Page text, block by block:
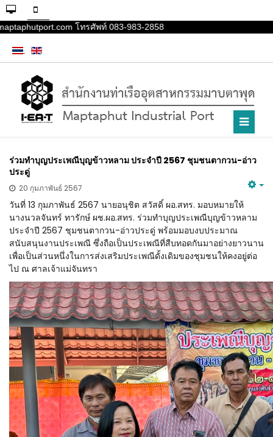
โทรศัพท์ 083-983-2858
ร่วมทำบุญประเพณีบุญข้าวหลาม ประจำปี 2567 ชุมชนตากวน-อ่าว
ประดู่
20 กุมภาพันธ์ 2567
วันที่ 13 กุมภาพันธ์ 2567 นายอนุชิต สวัสดิ์ ผอ.สทร. มอบหมายให้
นางนวลจันทร์ ทารักษ์ ผช.ผอ.สทร. ร่วมทำบุญประเพณีบุญข้าวหลาม
ประจำปี 2567 ชุมชนตากวน-อ่าวประดู่ พร้อมมอบงบประมาณ
สนับสนุนงานประเพณี ซึ่งถือเป็นประเพณีที่สืบทอดกันมาอย่างยาวนาน
เพื่อเป็นส่วนหนึ่งในการส่งเสริมประเพณีดั้งเดิมของชุมชนให้คงอยู่ต่อ
ไป ณ ศาลเจ้าแม่จันทรา